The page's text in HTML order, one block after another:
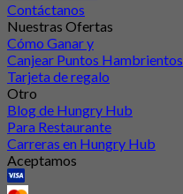
Contáctanos
Nuestras Ofertas
Cómo Ganar y
Canjear Puntos Hambrientos
Tarjeta de regalo
Otro
Blog de Hungry Hub
Para Restaurante
Carreras en Hungry Hub
Aceptamos